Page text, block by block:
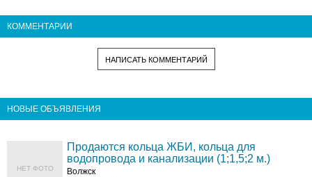
КОММЕНТАРИИ
НАПИСАТЬ КОММЕНТАРИЙ
НОВЫЕ ОБЪЯВЛЕНИЯ
НЕТ ФОТО
Продаются кольца ЖБИ, кольца для
водопровода и канализации (1;1,5;2 м.)
Волжск